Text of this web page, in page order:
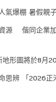
氣爆棚 暑假親
源 偕同企業
形圖將於8月
思辨 「2026正